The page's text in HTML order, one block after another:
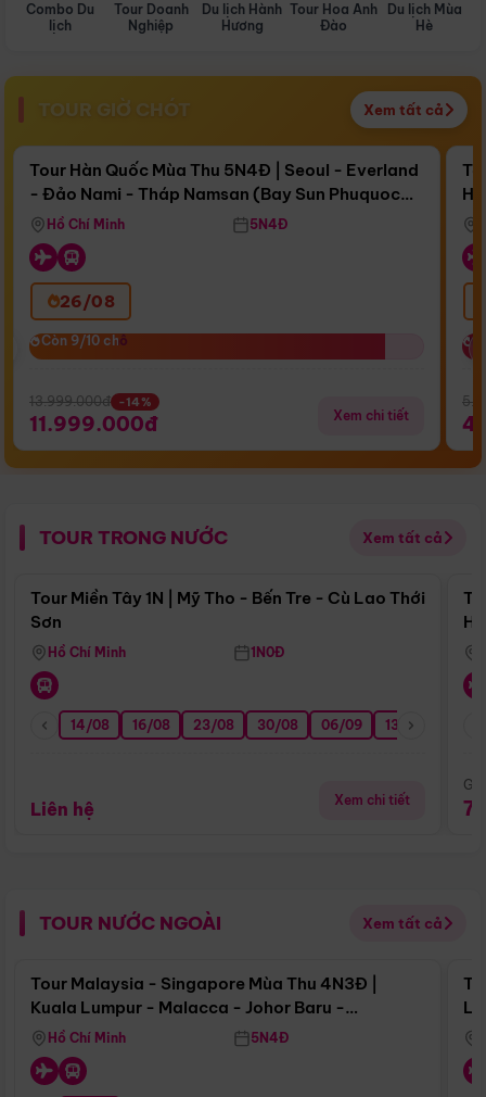
Combo Du
lịch
Tour Doanh
Nghiệp
Du lịch Hành
Hương
Tour Hoa Anh
Đào
Du lịch Mùa
Hè
TOUR GIỜ CHÓT Xem tất cả
Còn17 ngày 12:51:04
Bay Sun Phuquoc Airways
Điểm nổi bật
Tour Hàn Quốc Mùa Thu 5N4Đ | Seoul - Everland
- Đảo Nami - Tháp Namsan (Bay Sun Phuquoc
Airways)
Hồ Chí Minh 5N4Đ
26/08
Còn 9/10 chỗ
Còn 9/10 chỗ
13.999.000đ -14%
11.999.000đ Xem chi tiết
TOUR TRONG NƯỚC Xem tất cả
Điểm nổi bật
Tour Miền Tây 1N | Mỹ Tho - Bến Tre - Cù Lao Thới
Sơn
Hồ Chí Minh 1N0Đ
14/08 16/08 23/08 30/08 06/09 13/09
Liên hệ Xem chi tiết
TOUR NƯỚC NGOÀI Xem tất cả
Điểm nổi bật
Tour Malaysia - Singapore Mùa Thu 4N3Đ |
Kuala Lumpur - Malacca - Johor Baru -
Singapore
Hồ Chí Minh 5N4Đ